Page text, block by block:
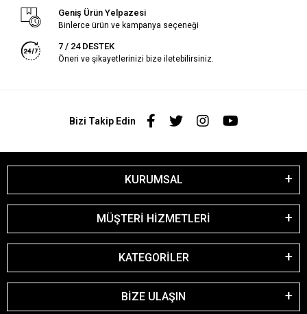
Geniş Ürün Yelpazesi
Binlerce ürün ve kampanya seçeneği
7 / 24 DESTEK
Öneri ve şikayetlerinizi bize iletebilirsiniz.
Bizi Takip Edin
KURUMSAL
MÜŞTERİ HİZMETLERİ
KATEGORİLER
BİZE ULAŞIN